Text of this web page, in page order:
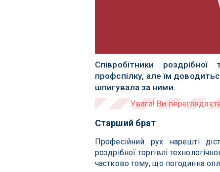
Співробітники
профспілку, але їм
шпигувала за ними.
Старший брат
Професійний рух нарешті
роздрібної торгівлі
частково тому, що погодинна